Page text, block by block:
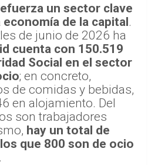
efuerza un sector clave
de la capital.
de junio de 2026 ha
cuenta con 150.519
Social en el sector
; en concreto,
de comidas y bebidas,
en alojamiento. Del
son trabajadores
hay un total de
que 800 son de ocio
.